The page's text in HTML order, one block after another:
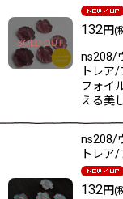
132円(
ns208/
トレア
フォイ
える美
ns208/
トレア/
132円(